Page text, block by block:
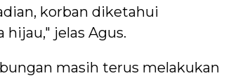
korban diketahui
jelas Agus.
masih terus melakukan